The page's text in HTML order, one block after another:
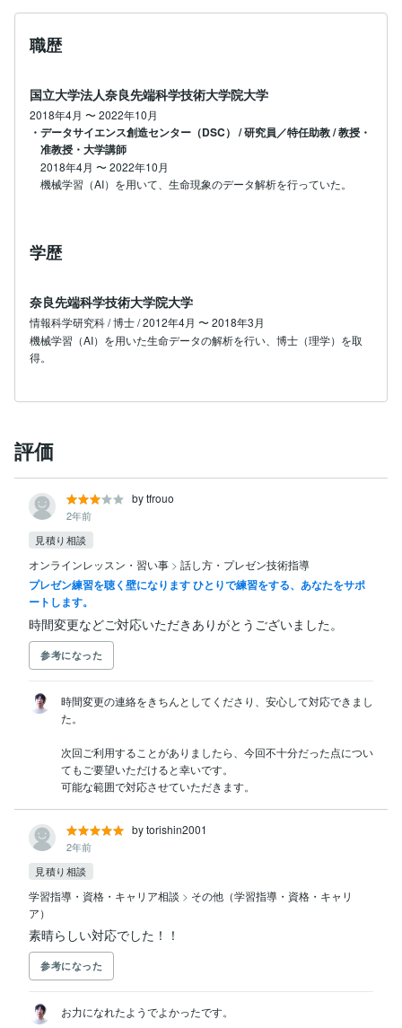
職歴
国立大学法人奈良先端科学技術大学院大学
2018年4月 〜2022年10月
・データサイエンス創造センター（DSC） / 研究員／特任助教 / 教授・
准教授・大学講師
2018年4月 〜2022年10月
機械学習（AI）を用いて、生命現象のデータ解析を行っていた。
学歴
奈良先端科学技術大学院大学
情報科学研究科 / 博士 / 2012年4月 〜 2018年3月
機械学習（AI）を用いた生命データの解析を行い、博士（理学）を取
得。
評価
by tfrouo
2年前
見積り相談
オンラインレッスン・習い事 > 話し方・プレゼン技術指導
プレゼン練習を聴く壁になります ひとりで練習をする、あなたをサポ
ートします。
時間変更などご対応いただきありがとうございました。
参考になった
時間変更の連絡をきちんとしてくださり、安心して対応できまし
た。
次回ご利用することがありましたら、今回不十分だった点につい
てもご要望いただけると幸いです。
可能な範囲で対応させていただきます。
by torishin2001
2年前
見積り相談
学習指導・資格・キャリア相談 > その他（学習指導・資格・キャリ
ア）
素晴らしい対応でした！！
参考になった
お力になれたようでよかったです。